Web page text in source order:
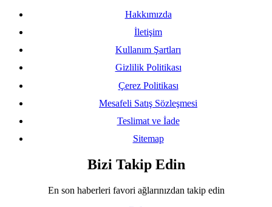
Hakkımızda
İletişim
Kullanım Şartları
Gizlilik Politikası
Çerez Politikası
Mesafeli Satış Sözleşmesi
Teslimat ve İade
Sitemap
Bizi Takip Edin
En son haberleri favori ağlarınızdan takip edin